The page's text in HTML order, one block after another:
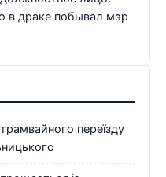
в драке побывал мэр
переїзду